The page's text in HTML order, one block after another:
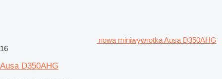
nowa miniwywrotka Ausa D350AHG
16
Ausa D350AHG